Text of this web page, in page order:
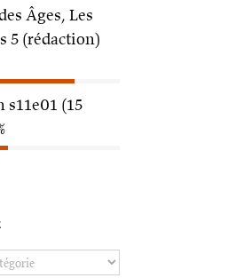
Âges, Les
5 (rédaction)
(15